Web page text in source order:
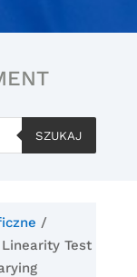
SZUKAJ
/
Linearity Test